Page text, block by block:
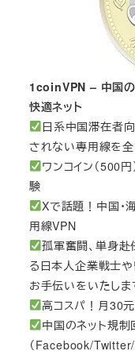
1coinVPN – 中国の
快適ネット
日系中国滞在者
されない専用線を
ワンコイン（500
験
Xで話題！中国・
用線VPN
孤軍奮闘、単身
る日本人企業戦士
お手伝いをいたしま
高コスパ！月30
中国のネット規
（Facebook/